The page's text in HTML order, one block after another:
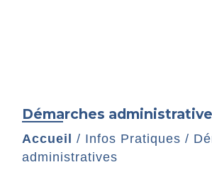
Démarches
Accueil / Infos Pratiques /
administratives